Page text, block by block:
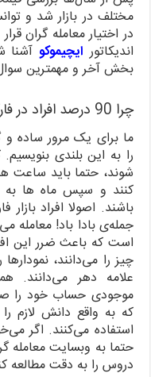
مختلف در بازار شد و
در اختیار معامله گران
اندیکاتور ایچیموکوآشنا
بخش آخر و مهمترین
چرا 90 درصد افراد در فارکس ضرر میکنند؟
ما برای یک مرور ساده و
را به این بلندی
شوند، حتما باید ساعت
کنند و سپس ماه ها به
باشند. اصولا افراد بازار
جمله‌ی بادا باد! معامله
است که باعث ضرر این
چیز را می‌دانند،
علامه دهر
که به واقع دانش لازم
استفاده می‌کنند. اگر
دروس را به دقت مطالعه